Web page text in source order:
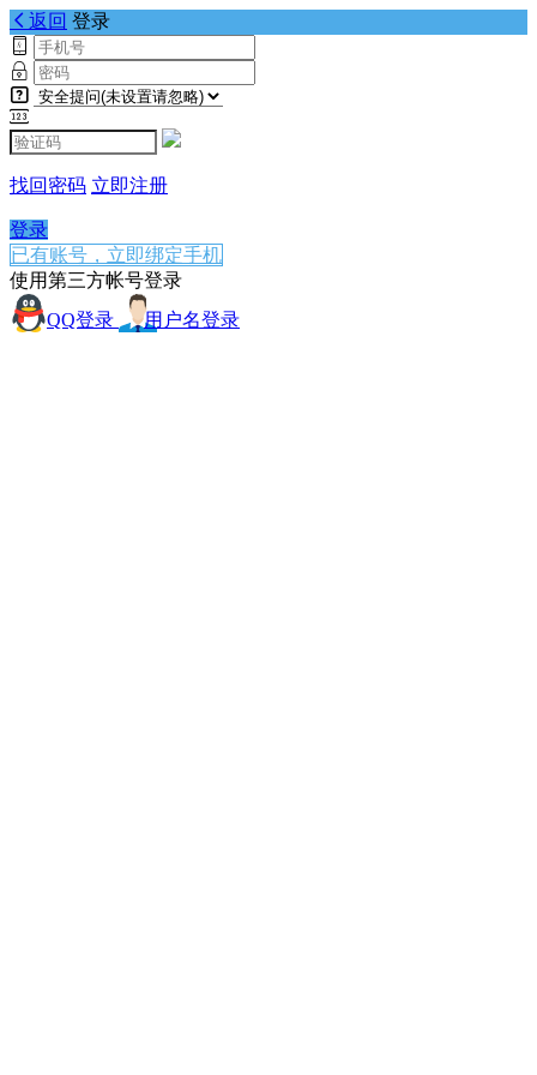
返回 登录
找回密码 立即注册
登录
已有账号，立即绑定手机
使用第三方帐号登录
QQ登录
用户名登录